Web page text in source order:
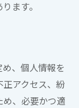
ます。
、個人情報を
正アクセス、紛
め、必要かつ適